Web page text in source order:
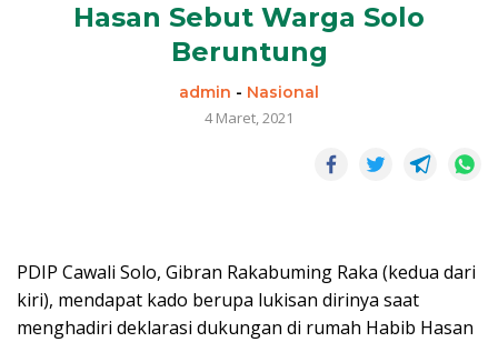
Hasan Sebut Warga Solo
Beruntung
admin - Nasional
4 Maret, 2021
PDIP Cawali Solo, Gibran Rakabuming Raka (kedua dari
kiri), mendapat kado berupa lukisan dirinya saat
menghadiri deklarasi dukungan di rumah Habib Hasan